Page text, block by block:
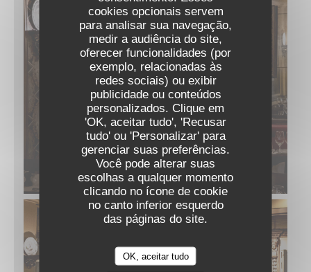
cookies opcionais servem
para analisar sua navegação,
medir a audiência do site,
oferecer funcionalidades (por
exemplo, relacionadas às
redes sociais) ou exibir
publicidade ou conteúdos
personalizados. Clique em
'OK, aceitar tudo', 'Recusar
tudo' ou 'Personalizar' para
gerenciar suas preferências.
Você pode alterar suas
escolhas a qualquer momento
clicando no ícone de cookie
no canto inferior esquerdo
das páginas do site.
OK, aceitar tudo